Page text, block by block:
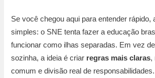
Se você chegou aqui para entender rápido,
simples: o SNE tenta fazer a educação
funcionar como ilhas separadas. Em vez
sozinha, a ideia é criar regras mais claras,
comum e divisão real de responsabilidades.